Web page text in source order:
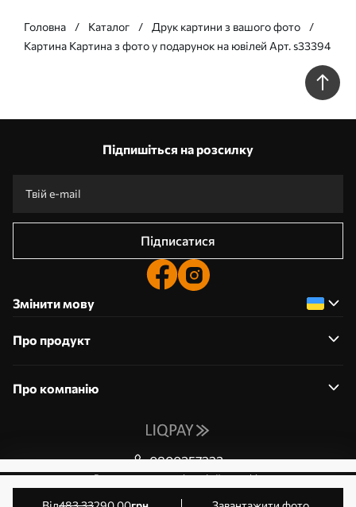
Головна Каталог
Друк картини з вашого фото
Картина Картина з фото у подарунок на ювілей Арт. s33394
Підпишіться на розсилку
Підписатися
Змінити мову
Про продукт
Про компанію
0800357223
Редагування дозволів на файли cookie
© 2011-2026 Art-holst. Усі права захищені. Власник: